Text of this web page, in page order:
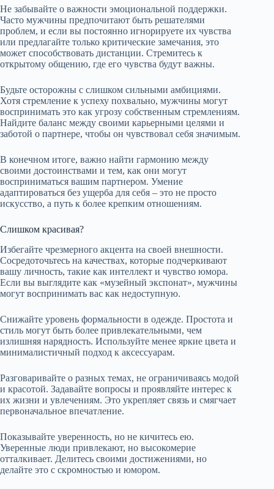
Не забывайте о важности эмоциональной поддержки.
Часто мужчины предпочитают быть решателями
проблем, и если вы постоянно игнорируете их чувства
или предлагайте только критические замечания, это
может способствовать дистанции. Стремитесь к
открытому общению, где его чувства будут важны.
Будьте осторожны с слишком сильными амбициями.
Хотя стремление к успеху похвально, мужчины могут
воспринимать это как угрозу собственным стремлениям.
Найдите баланс между своими карьерными целями и
заботой о партнере, чтобы он чувствовал себя значимым.
В конечном итоге, важно найти гармонию между
своими достоинствами и тем, как они могут
восприниматься вашим партнером. Умение
адаптироваться без ущерба для себя – это не просто
искусство, а путь к более крепким отношениям.
Слишком красивая?
Избегайте чрезмерного акцента на своей внешности.
Сосредоточьтесь на качествах, которые подчеркивают
вашу личность, такие как интеллект и чувство юмора.
Если вы выглядите как «музейный экспонат», мужчины
могут воспринимать вас как недоступную.
Снижайте уровень формальности в одежде. Простота и
стиль могут быть более привлекательными, чем
излишняя нарядность. Используйте менее яркие цвета и
минималистичный подход к аксессуарам.
Разговаривайте о разных темах, не ограничиваясь модой
и красотой. Задавайте вопросы и проявляйте интерес к
их жизни и увлечениям. Это укрепляет связь и смягчает
первоначальное впечатление.
Показывайте уверенность, но не кичитесь ею.
Уверенные люди привлекают, но высокомерие
отталкивает. Делитесь своими достижениями, но
делайте это с скромностью и юмором.